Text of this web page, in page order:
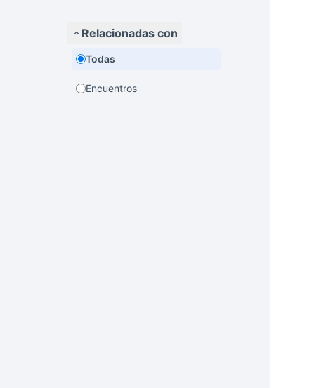
Relacionadas con
Todas
Encuentros